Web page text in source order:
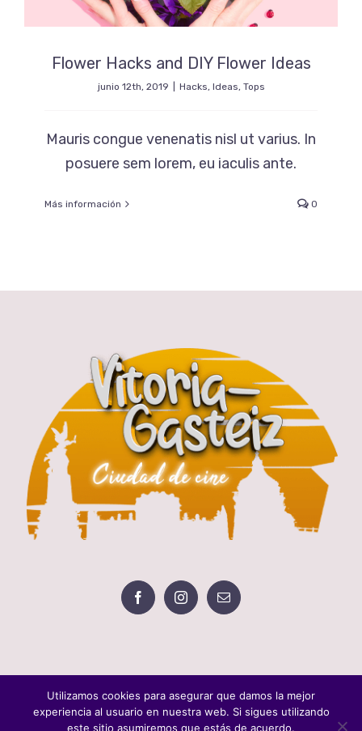
Flower Hacks and DIY Flower Ideas
junio 12th, 2019 Hacks, Ideas, Tops
Mauris congue venenatis nisl ut varius. In
posuere sem lorem, eu iaculis ante.
Más información 0
Utilizamos cookies para asegurar que damos la mejor
experiencia al usuario en nuestra web. Si sigues utilizando
este sitio asumiremos que estás de acuerdo.